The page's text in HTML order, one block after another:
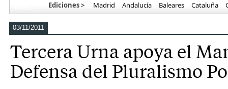
Ediciones > Madrid Andalucía Baleares Cataluña
03/11/2011
Tercera Urna apoya el
Defensa del Pluralismo